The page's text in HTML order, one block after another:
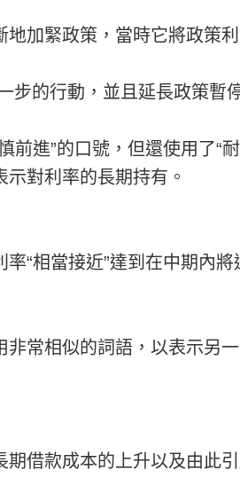
加緊政策，當時它將政策
步的行動，並且延長政策暫
進”的口號，但還使用了“
對利率的長期持有。
“相當接近”達到在中期內
常相似的詞語，以表示另
借款成本的上升以及由此